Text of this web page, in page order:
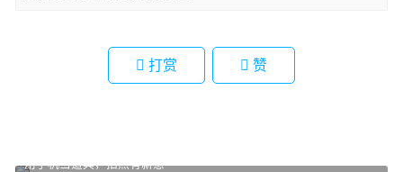
打赏 赞
用手机当道具，拍照有新意